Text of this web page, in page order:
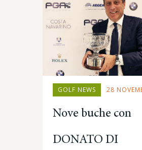
GOLF NEWS 28
Nove buche con
DONATO DI